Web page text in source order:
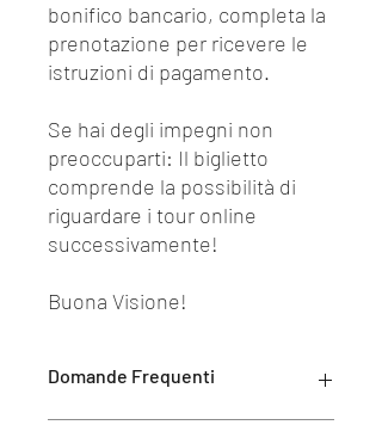
bonifico bancario, completa la
prenotazione per ricevere le
istruzioni di pagamento.
Se hai degli impegni non
preoccuparti: Il biglietto
comprende la possibilità di
riguardare i tour online
successivamente!
Buona Visione!
Domande Frequenti